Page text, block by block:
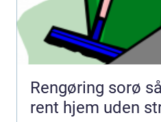
Rengøring sorø sådan får du et
rent hjem uden